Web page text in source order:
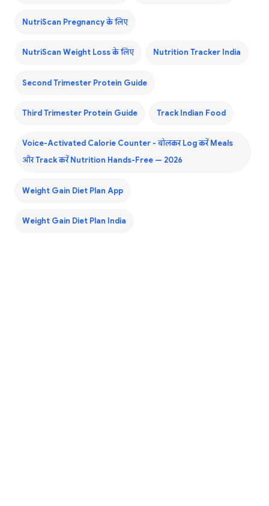
NutriScan Pregnancy के लिए
NutriScan Weight Loss के लिए Nutrition Tracker India
Second Trimester Protein Guide
Third Trimester Protein Guide Track Indian Food
Voice-Activated Calorie Counter - बोलकर Log करें Meals
और Track करें Nutrition Hands-Free — 2026
Weight Gain Diet Plan App
Weight Gain Diet Plan India